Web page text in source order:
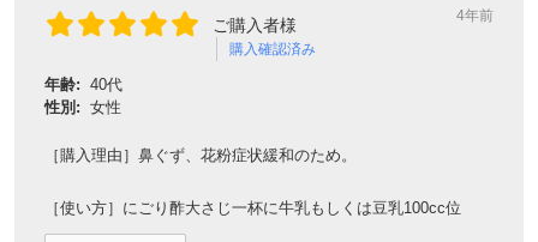
ご購入者様
購入確認済み
4年前
年齢: 40代
性別: 女性
［購入理由］鼻ぐず、花粉症状緩和のため。
［使い方］にごり酢大さじ一杯に牛乳もしくは豆乳100cc位